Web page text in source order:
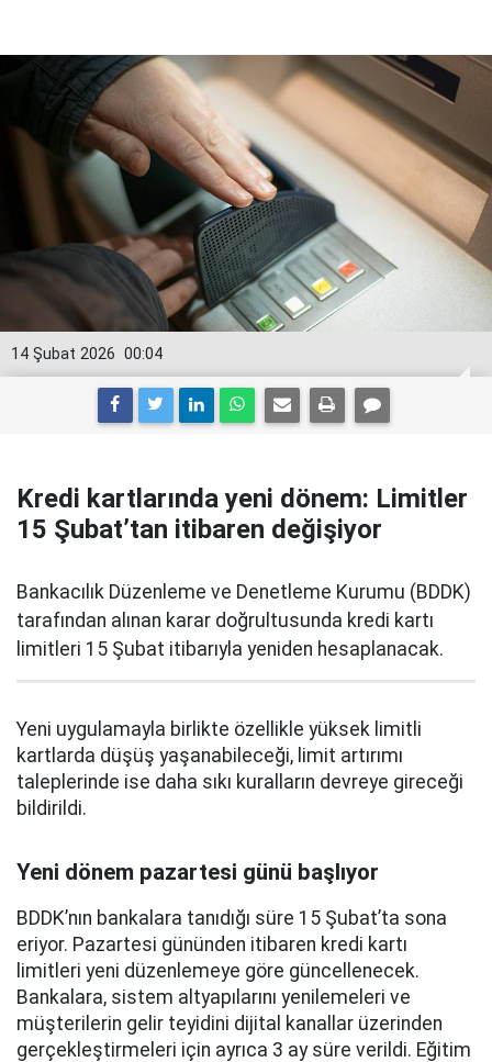
00:04
14 Şubat 2026
Kredi kartlarında yeni dönem: Limitler
15 Şubat’tan itibaren değişiyor
Bankacılık Düzenleme ve Denetleme Kurumu (BDDK)
tarafından alınan karar doğrultusunda kredi kartı
limitleri 15 Şubat itibarıyla yeniden hesaplanacak.
Yeni uygulamayla birlikte özellikle yüksek limitli
kartlarda düşüş yaşanabileceği, limit artırımı
taleplerinde ise daha sıkı kuralların devreye gireceği
bildirildi.
Yeni dönem pazartesi günü başlıyor
BDDK’nın bankalara tanıdığı süre 15 Şubat’ta sona
eriyor. Pazartesi gününden itibaren kredi kartı
limitleri yeni düzenlemeye göre güncellenecek.
Bankalara, sistem altyapılarını yenilemeleri ve
müşterilerin gelir teyidini dijital kanallar üzerinden
gerçekleştirmeleri için ayrıca 3 ay süre verildi. Eğitim